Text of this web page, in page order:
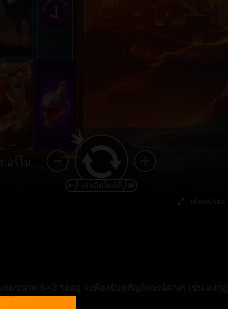
เต็มหน้าจอ
กมขนาด 6×3 รออยู่ จะต้องจับคู่สัญลักษณ์ต่างๆ เช่น มงกุฎ